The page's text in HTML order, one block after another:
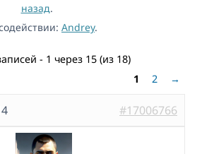
назад.
Andrey.
- 1 через 15 (из 18)
1
2 →
#17006766